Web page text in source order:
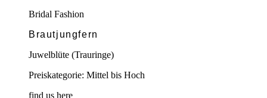
Bridal Fashion
Brautjungfern
Juwelblüte (Trauringe)
Preiskategorie: Mittel bis Hoch
find us here